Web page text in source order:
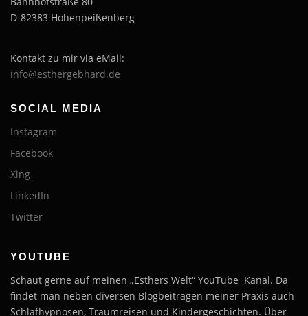
D-82383 Hohenpeißenberg
Kontakt zu mir via eMail:
info@esthergebhard.de
SOCIAL MEDIA
Instagram
Facebook
Xing
LinkedIn
Twitter
YOUTUBE
Schaut gerne auf meinen „Esthers Welt“ YouTube Kanal. Da
findet man neben diversen Blogbeiträgen meiner Praxis auch
Schlafhypnosen, Traumreisen und Kindergeschichten. Über